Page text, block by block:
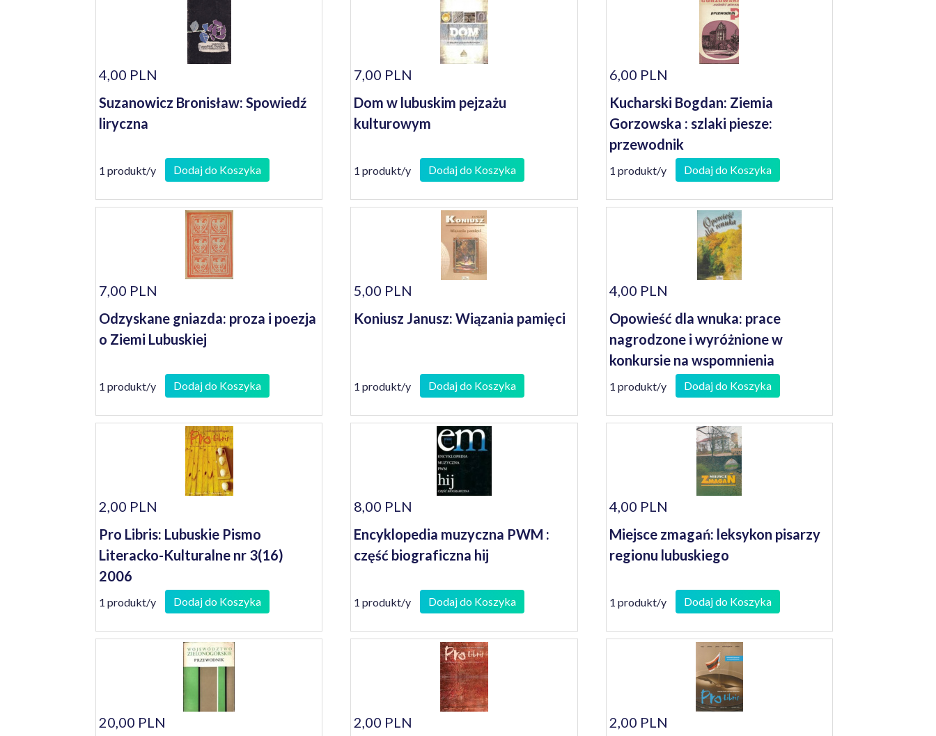
4,00 PLN
Suzanowicz Bronisław: Spowiedź
liryczna
1 produkt/y Dodaj do Koszyka
7,00 PLN
Dom w lubuskim pejzażu
kulturowym
1 produkt/y Dodaj do Koszyka
6,00 PLN
Kucharski Bogdan: Ziemia
Gorzowska : szlaki piesze:
przewodnik
1 produkt/y Dodaj do Koszyka
7,00 PLN
Odzyskane gniazda: proza i poezja
o Ziemi Lubuskiej
1 produkt/y Dodaj do Koszyka
5,00 PLN
Koniusz Janusz: Wiązania pamięci
1 produkt/y Dodaj do Koszyka
4,00 PLN
Opowieść dla wnuka: prace
nagrodzone i wyróżnione w
konkursie na wspomnienia
seniorów
1 produkt/y Dodaj do Koszyka
2,00 PLN
Pro Libris: Lubuskie Pismo
Literacko-Kulturalne nr 3(16)
2006
1 produkt/y Dodaj do Koszyka
8,00 PLN
Encyklopedia muzyczna PWM :
część biograficzna hij
1 produkt/y Dodaj do Koszyka
4,00 PLN
Miejsce zmagań: leksykon pisarzy
regionu lubuskiego
1 produkt/y Dodaj do Koszyka
20,00 PLN
2,00 PLN
2,00 PLN